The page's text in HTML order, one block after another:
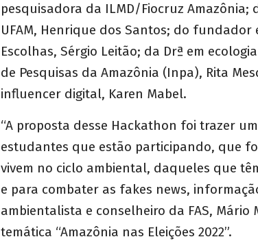
pesquisadora da ILMD/Fiocruz
UFAM, Henrique dos Santos; do
Escolhas, Sérgio Leitão; da Drª em
de Pesquisas da Amazônia (Inpa), Rita
influencer digital, Karen Mabel.
“A proposta desse Hackathon foi trazer
estudantes que estão participando, que
vivem no ciclo ambiental, daqueles que
e para combater as fakes news,
ambientalista e conselheiro da FAS,
temática “Amazônia nas Eleições 2022”.